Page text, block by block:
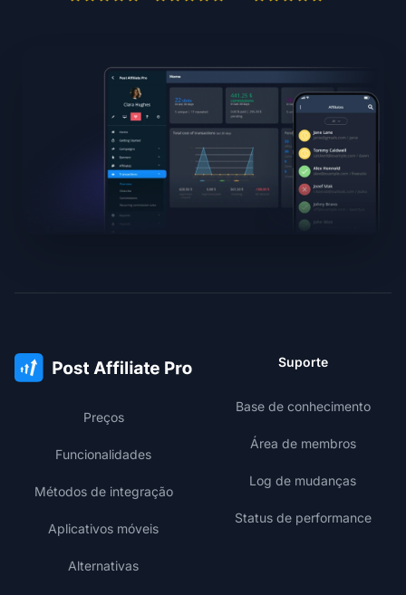
Preços
Funcionalidades
Métodos de integração
Aplicativos móveis
Alternativas
Suporte
Base de conhecimento
Área de membros
Log de mudanças
Status de performance